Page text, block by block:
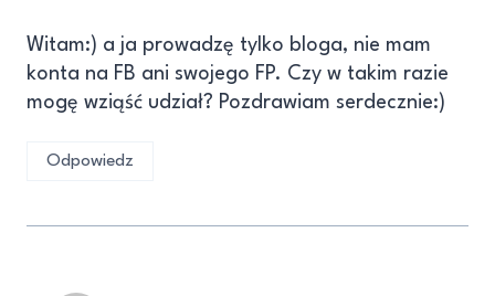
Witam:) a ja prowadzę tylko bloga, nie mam
konta na FB ani swojego FP. Czy w takim razie
mogę wziąść udział? Pozdrawiam serdecznie:)
Odpowiedz